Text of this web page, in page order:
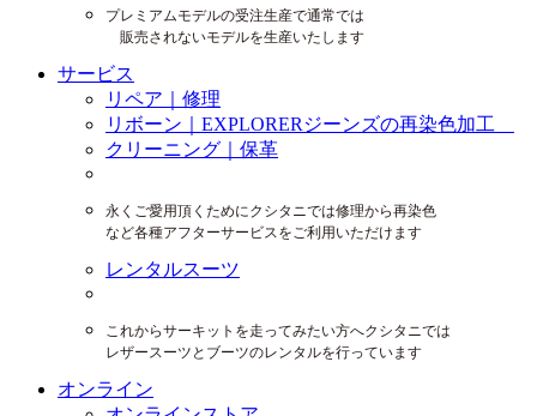
プレミアムモデルの受注生産で通常では
販売されないモデルを生産いたします
サービス
リペア｜修理
リボーン｜EXPLORERジーンズの再染色加工
クリーニング｜保革
永くご愛用頂くためにクシタニでは修理から再染色
など各種アフターサービスをご利用いただけます
レンタルスーツ
これからサーキットを走ってみたい方へクシタニでは
レザースーツとブーツのレンタルを行っています
オンライン